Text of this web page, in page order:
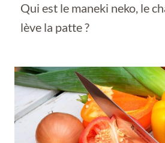
Qui est le maneki neko, le
lève la patte ?